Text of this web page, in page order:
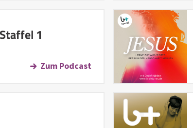
1
Zum Podcast